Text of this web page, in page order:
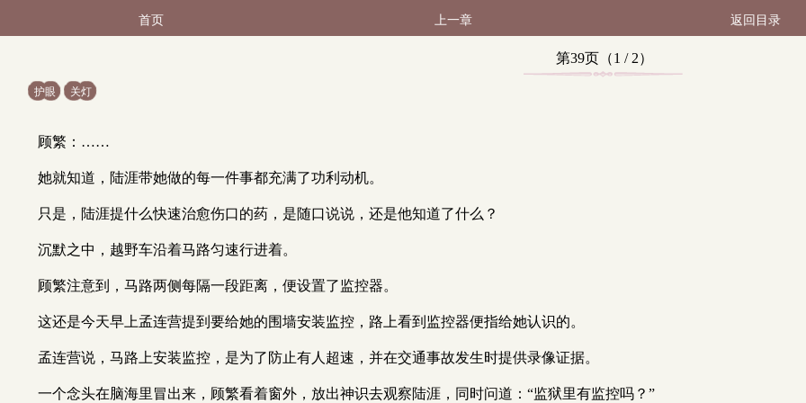
首页 上一章 返回目录
第39页（1 / 2）
护眼 关灯
顾繁：……
她就知道，陆涯带她做的每一件事都充满了功利动机。
只是，陆涯提什么快速治愈伤口的药，是随口说说，还是他知道了什么？
沉默之中，越野车沿着马路匀速行进着。
顾繁注意到，马路两侧每隔一段距离，便设置了监控器。
这还是今天早上孟连营提到要给她的围墙安装监控，路上看到监控器便指给她认识的。
孟连营说，马路上安装监控，是为了防止有人超速，并在交通事故发生时提供录像证据。
一个念头在脑海里冒出来，顾繁看着窗外，放出神识去观察陆涯，同时问道：“监狱里有监控吗？”